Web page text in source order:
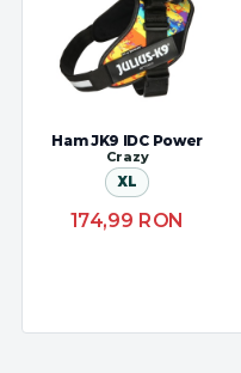
Ham JK9 IDC Power
Crazy
XL
174,99 RON